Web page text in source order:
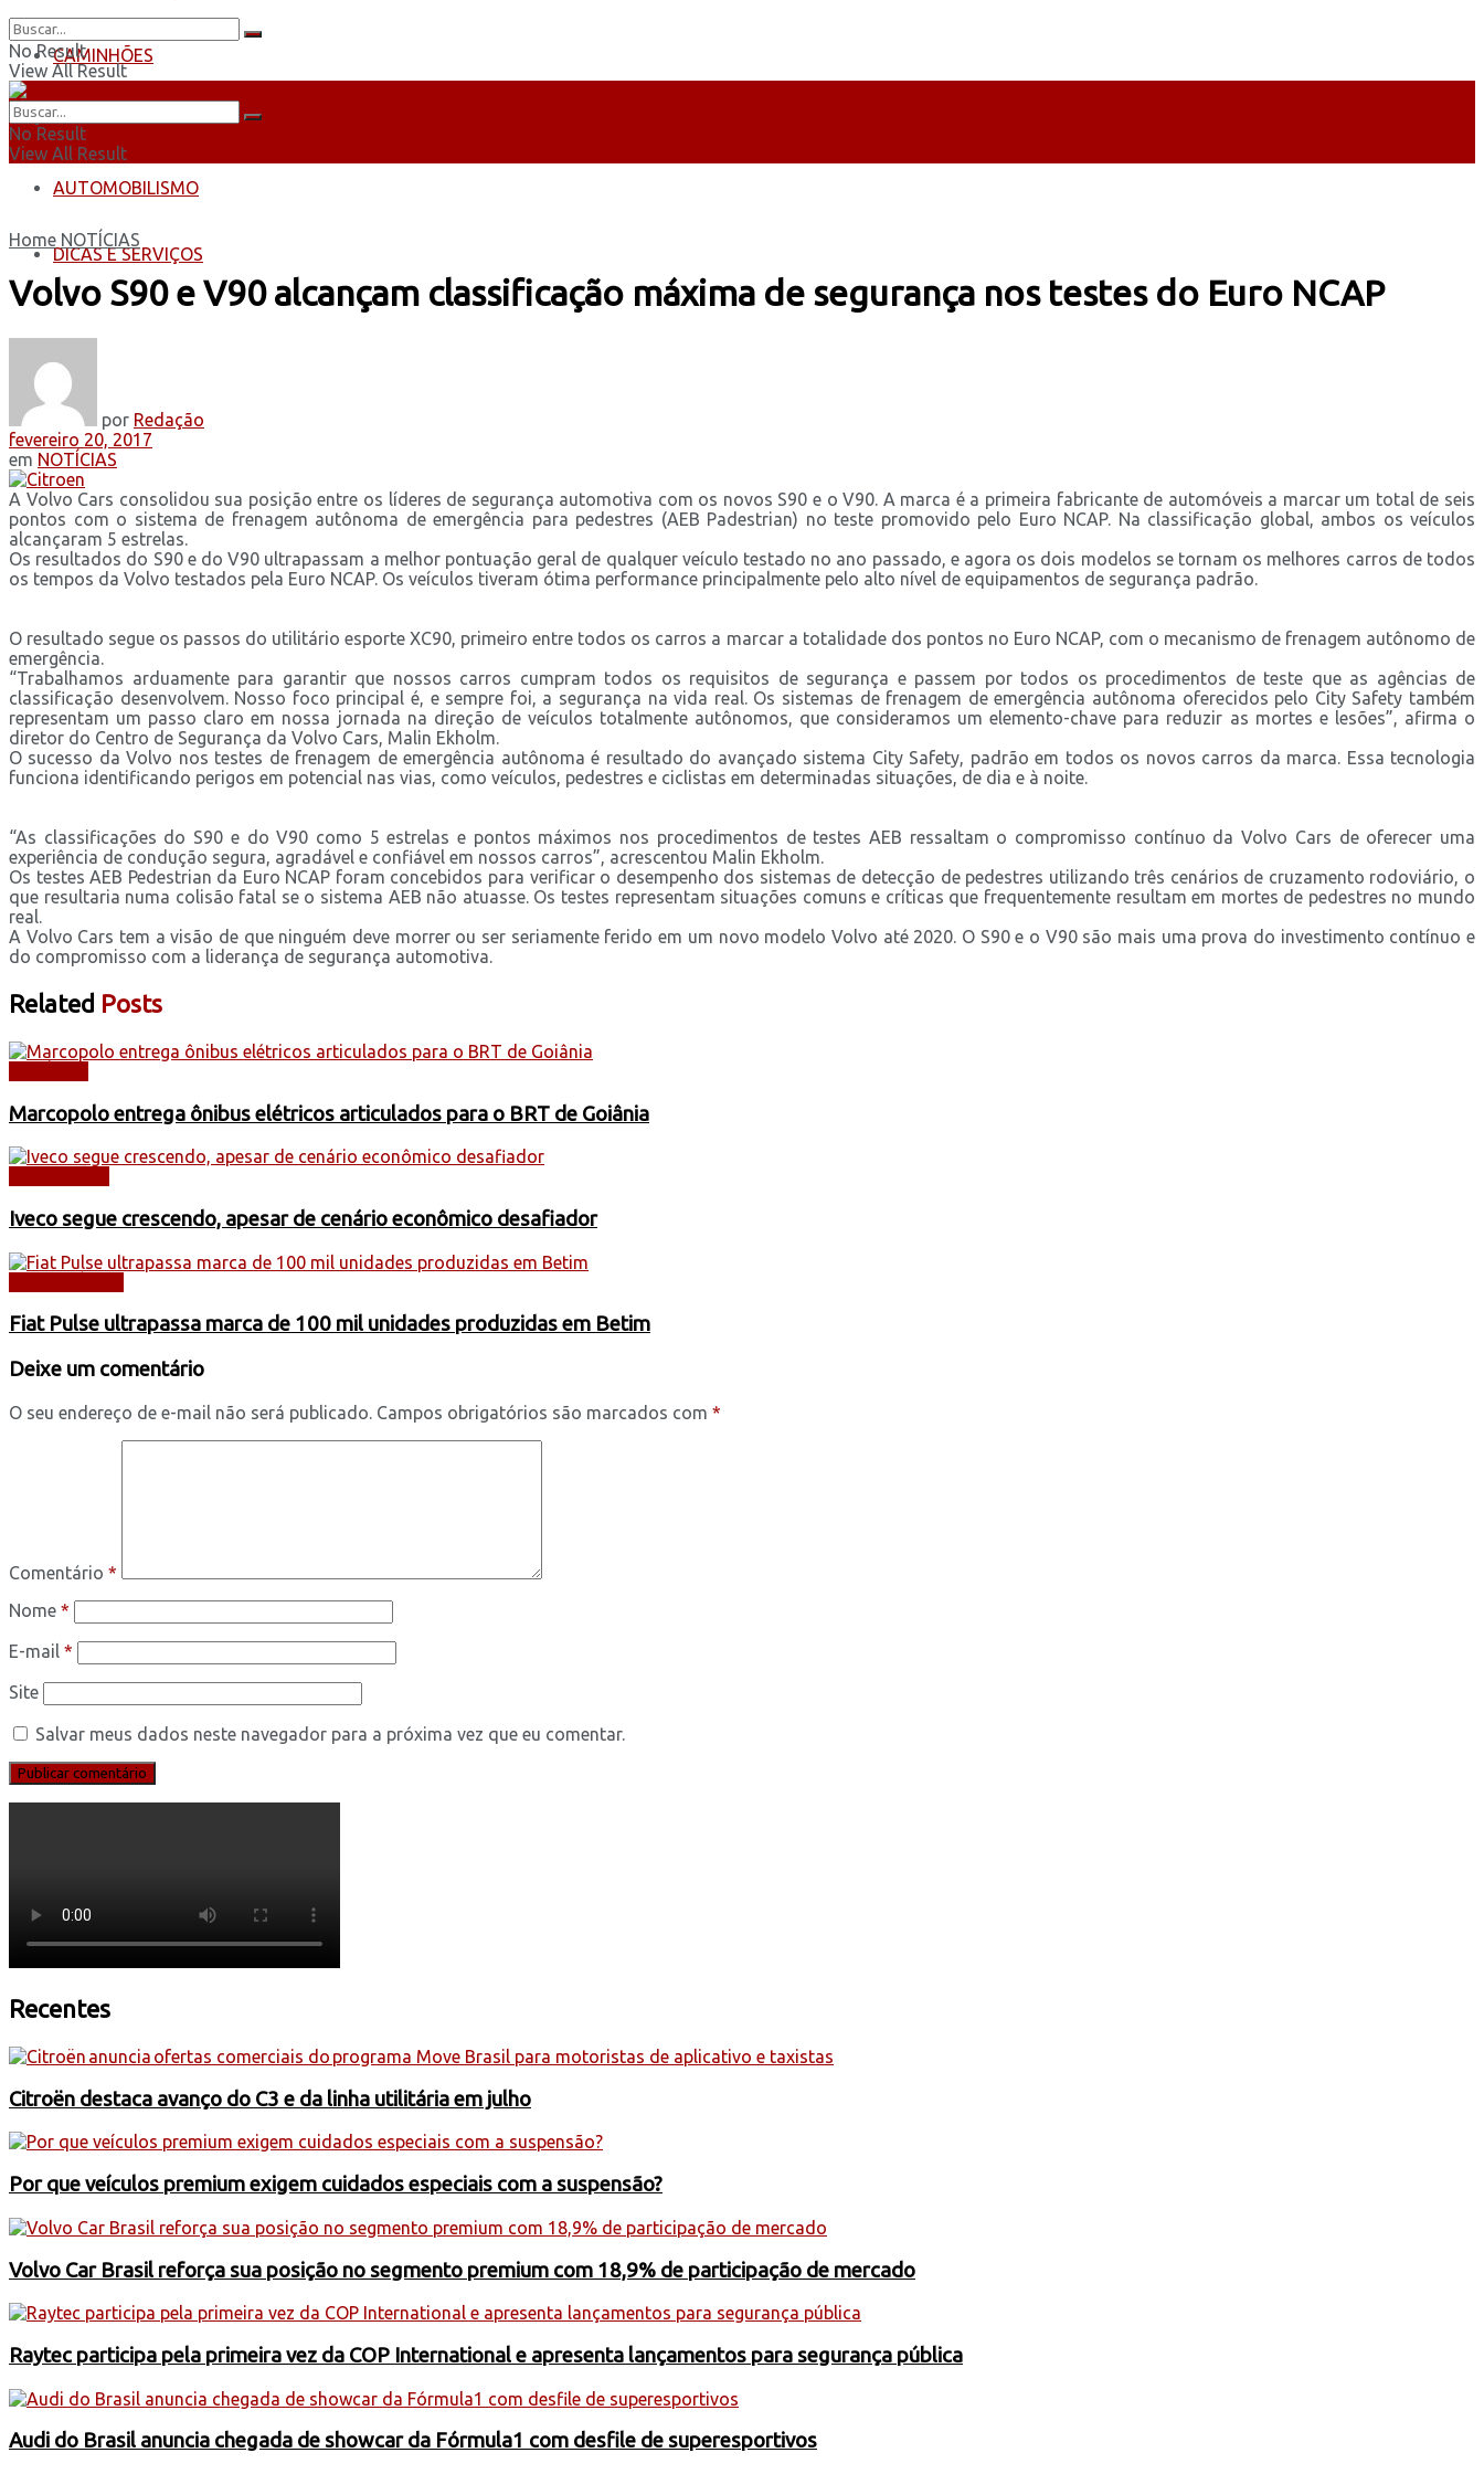
CAMINHÕES
ÔNIBUS
AUTOMOBILISMO
DICAS E SERVIÇOS
No Result
View All Result
No Result
View All Result
Home NOTÍCIAS
Volvo S90 e V90 alcançam classificação máxima de segurança nos testes do Euro NCAP
por Redação
fevereiro 20, 2017
em NOTÍCIAS
A Volvo Cars consolidou sua posição entre os líderes de segurança automotiva com os novos S90 e o V90. A marca é a primeira fabricante de automóveis a marcar um total de seis
pontos com o sistema de frenagem autônoma de emergência para pedestres (AEB Padestrian) no teste promovido pelo Euro NCAP. Na classificação global, ambos os veículos
alcançaram 5 estrelas.
Os resultados do S90 e do V90 ultrapassam a melhor pontuação geral de qualquer veículo testado no ano passado, e agora os dois modelos se tornam os melhores carros de todos
os tempos da Volvo testados pela Euro NCAP. Os veículos tiveram ótima performance principalmente pelo alto nível de equipamentos de segurança padrão.
O resultado segue os passos do utilitário esporte XC90, primeiro entre todos os carros a marcar a totalidade dos pontos no Euro NCAP, com o mecanismo de frenagem autônomo de
emergência.
“Trabalhamos arduamente para garantir que nossos carros cumpram todos os requisitos de segurança e passem por todos os procedimentos de teste que as agências de
classificação desenvolvem. Nosso foco principal é, e sempre foi, a segurança na vida real. Os sistemas de frenagem de emergência autônoma oferecidos pelo City Safety também
representam um passo claro em nossa jornada na direção de veículos totalmente autônomos, que consideramos um elemento-chave para reduzir as mortes e lesões”, afirma o
diretor do Centro de Segurança da Volvo Cars, Malin Ekholm.
O sucesso da Volvo nos testes de frenagem de emergência autônoma é resultado do avançado sistema City Safety, padrão em todos os novos carros da marca. Essa tecnologia
funciona identificando perigos em potencial nas vias, como veículos, pedestres e ciclistas em determinadas situações, de dia e à noite.
“As classificações do S90 e do V90 como 5 estrelas e pontos máximos nos procedimentos de testes AEB ressaltam o compromisso contínuo da Volvo Cars de oferecer uma
experiência de condução segura, agradável e confiável em nossos carros”, acrescentou Malin Ekholm.
Os testes AEB Pedestrian da Euro NCAP foram concebidos para verificar o desempenho dos sistemas de detecção de pedestres utilizando três cenários de cruzamento rodoviário, o
que resultaria numa colisão fatal se o sistema AEB não atuasse. Os testes representam situações comuns e críticas que frequentemente resultam em mortes de pedestres no mundo
real.
A Volvo Cars tem a visão de que ninguém deve morrer ou ser seriamente ferido em um novo modelo Volvo até 2020. O S90 e o V90 são mais uma prova do investimento contínuo e
do compromisso com a liderança de segurança automotiva.
Related Posts
Marcopolo entrega ônibus elétricos articulados para o BRT de Goiânia
Iveco segue crescendo, apesar de cenário econômico desafiador
Fiat Pulse ultrapassa marca de 100 mil unidades produzidas em Betim
Deixe um comentário
O seu endereço de e-mail não será publicado. Campos obrigatórios são marcados com *
Comentário *
Nome *
E-mail *
Site
Salvar meus dados neste navegador para a próxima vez que eu comentar.
Recentes
Citroën destaca avanço do C3 e da linha utilitária em julho
Por que veículos premium exigem cuidados especiais com a suspensão?
Volvo Car Brasil reforça sua posição no segmento premium com 18,9% de participação de mercado
Raytec participa pela primeira vez da COP International e apresenta lançamentos para segurança pública
Audi do Brasil anuncia chegada de showcar da Fórmula1 com desfile de superesportivos